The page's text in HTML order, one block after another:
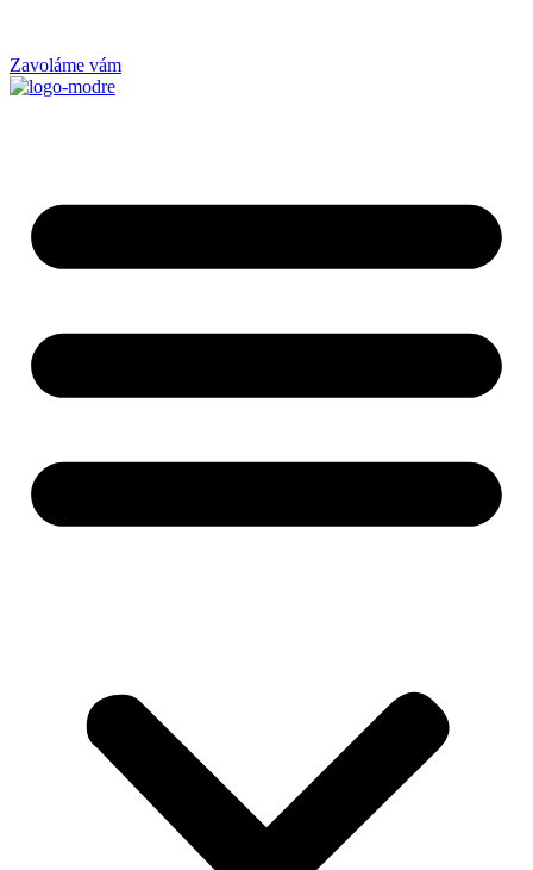
Zavoláme vám